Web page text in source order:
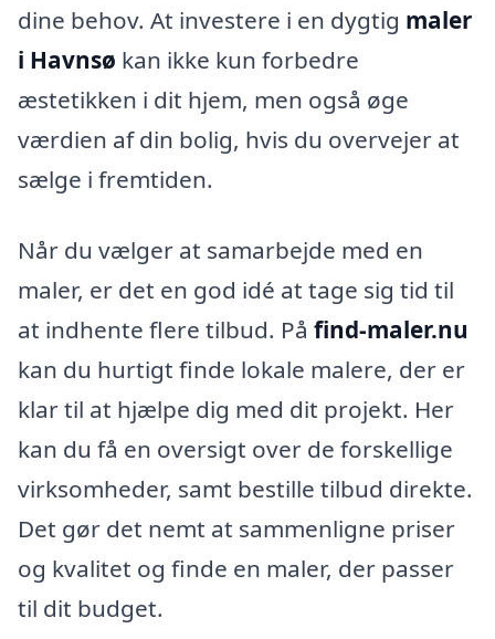
dine behov. At investere i en dygtig maler
i Havnsø kan ikke kun forbedre
æstetikken i dit hjem, men også øge
værdien af din bolig, hvis du overvejer at
sælge i fremtiden.
Når du vælger at samarbejde med en
maler, er det en god idé at tage sig tid til
at indhente flere tilbud. På find-maler.nu
kan du hurtigt finde lokale malere, der er
klar til at hjælpe dig med dit projekt. Her
kan du få en oversigt over de forskellige
virksomheder, samt bestille tilbud direkte.
Det gør det nemt at sammenligne priser
og kvalitet og finde en maler, der passer
til dit budget.